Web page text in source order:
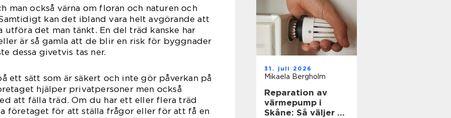
man också värna om floran och naturen och
kan det ibland vara helt avgörande att
det man tänkt. En del träd kanske har
är så gamla att de blir en risk för byggnader
dessa givetvis tas ner.
ett sätt som är säkert och inte gör påverkan på
hjälper privatpersoner men också
att fälla träd. Om du har ett eller flera träd
företaget för att ställa frågor eller för att få en
31. juli 2026
Mikaela Bergholm
Reparation av
värmepump i
Skåne: Så väljer du